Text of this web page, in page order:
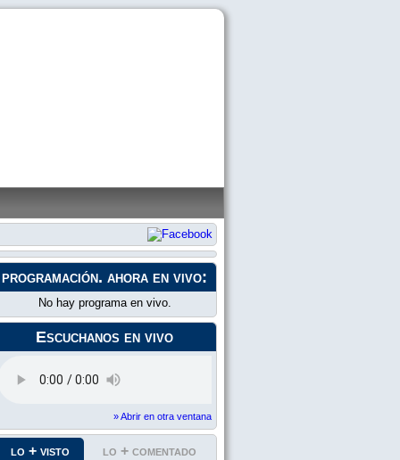
programación. ahora en vivo:
No hay programa en vivo.
Escuchanos en vivo
» Abrir en otra ventana
lo + visto lo + comentado